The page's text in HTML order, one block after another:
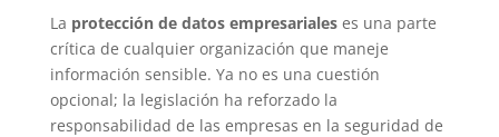
La protección de datos empresarialeses una parte
crítica de cualquier organización que maneje
información sensible. Ya no es una cuestión
opcional; la legislación ha reforzado la
responsabilidad de las empresas en la seguridad de